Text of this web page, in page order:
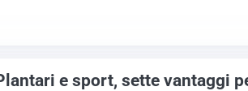
e sport, sette vantaggi